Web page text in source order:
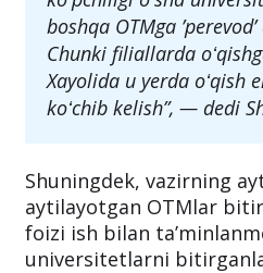
boshqa OTMga
Chunki filiallarda
Xayolida u yerda oʻqish
koʻchib kelish”, — dedi
Shuningdek, vazirning
aytilayotgan OTMlar
foizi ish bilan
universitetlarni